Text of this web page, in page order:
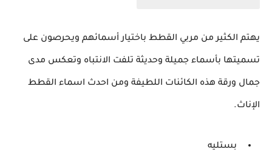
يهتم الكثير من مربي القطط باختيار أسمائهم ويحرصون على
تسميتها بأسماء جميلة وحديثة تلفت الانتباه وتعكس مدى
جمال ورقة هذه الكائنات اللطيفة ومن احدث اسماء القطط
الإناث.
بستليه